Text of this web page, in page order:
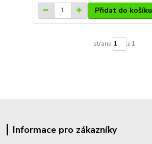
Přidat do košíku
strana z 1
Informace pro zákazníky